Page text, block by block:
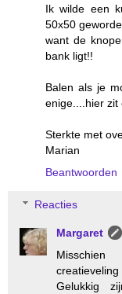
Ik wilde een
50x50
want de
bank ligt!!
Balen als je
enige....hier zit
Sterkte met
Marian
Beantwoorden
Reacties
Margaret
Gelukkig